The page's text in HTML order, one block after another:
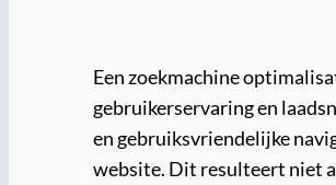
Een zoekmachine
gebruikerservaring en
en gebruiksvriendelijke
website. Dit resulteert niet